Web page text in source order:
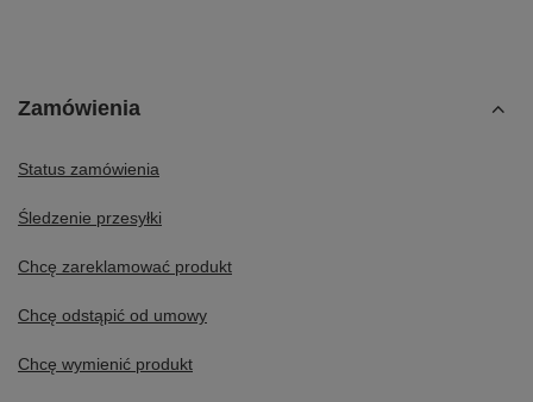
Zamówienia
Status zamówienia
Śledzenie przesyłki
Chcę zareklamować produkt
Chcę odstąpić od umowy
Chcę wymienić produkt